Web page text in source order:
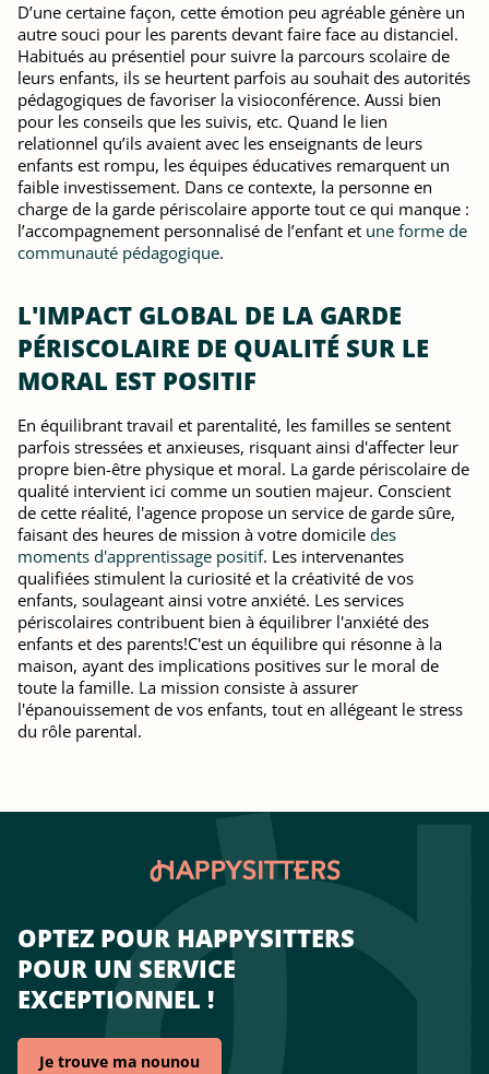
D’une certaine façon, cette émotion peu agréable génère un
autre souci pour les parents devant faire face au distanciel.
Habitués au présentiel pour suivre la parcours scolaire de
leurs enfants, ils se heurtent parfois au souhait des autorités
pédagogiques de favoriser la visioconférence. Aussi bien
pour les conseils que les suivis, etc. Quand le lien
relationnel qu’ils avaient avec les enseignants de leurs
enfants est rompu, les équipes éducatives remarquent un
faible investissement. Dans ce contexte, la personne en
charge de la garde périscolaire apporte tout ce qui manque :
l’accompagnement personnalisé de l’enfant et une forme de
communauté pédagogique.
L'IMPACT GLOBAL DE LA GARDE
PÉRISCOLAIRE DE QUALITÉ SUR LE
MORAL EST POSITIF
En équilibrant travail et parentalité, les familles se sentent
parfois stressées et anxieuses, risquant ainsi d'affecter leur
propre bien-être physique et moral. La garde périscolaire de
qualité intervient ici comme un soutien majeur. Conscient
de cette réalité, l'agence propose un service de garde sûre,
faisant des heures de mission à votre domicile des
moments d'apprentissage positif. Les intervenantes
qualifiées stimulent la curiosité et la créativité de vos
enfants, soulageant ainsi votre anxiété. Les services
périscolaires contribuent bien à équilibrer l'anxiété des
enfants et des parents!C'est un équilibre qui résonne à la
maison, ayant des implications positives sur le moral de
toute la famille. La mission consiste à assurer
l'épanouissement de vos enfants, tout en allégeant le stress
du rôle parental.
OPTEZ POUR HAPPYSITTERS
POUR UN SERVICE
EXCEPTIONNEL !
Je trouve ma nounou